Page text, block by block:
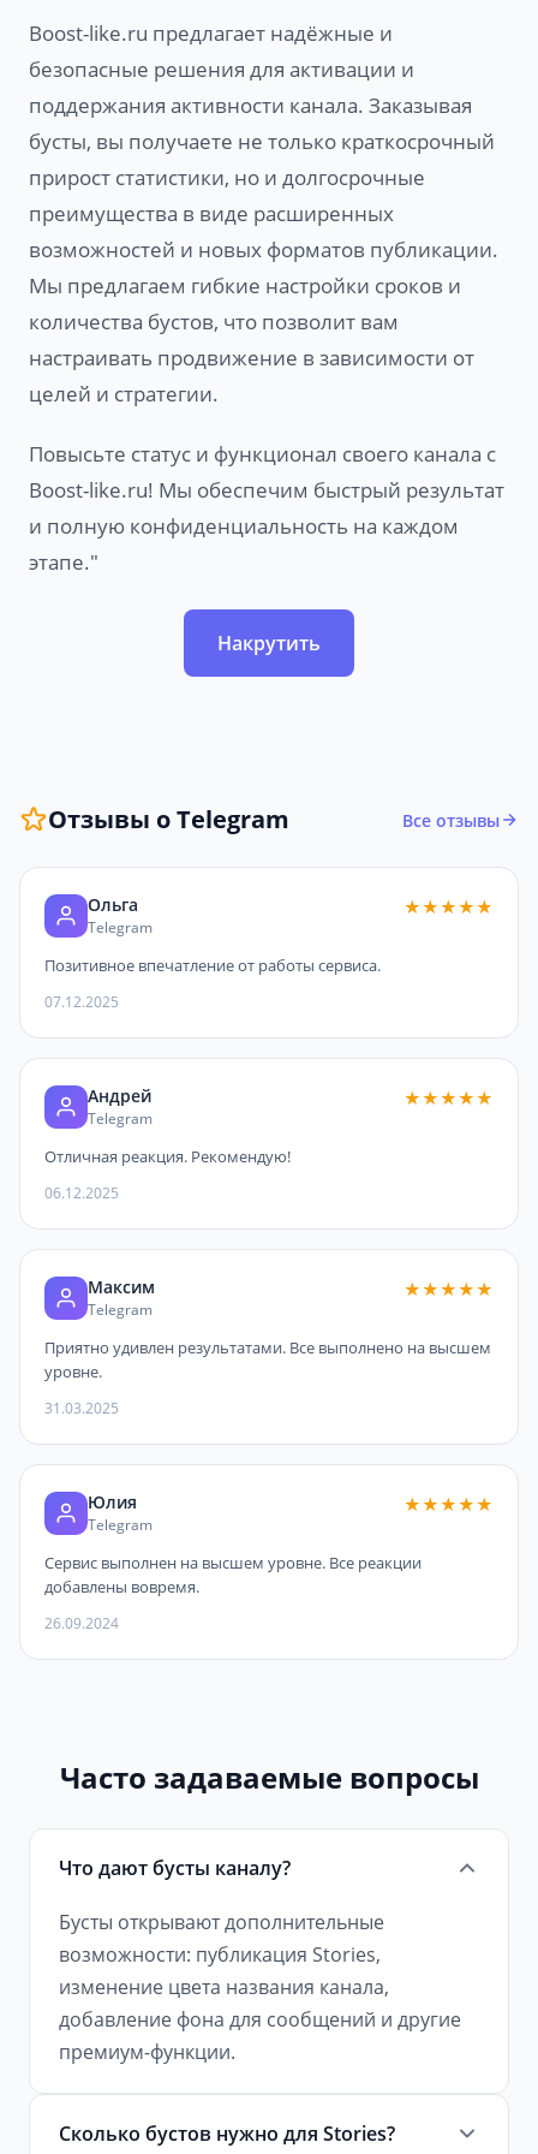
Boost-like.ru предлагает надёжные и
безопасные решения для активации и
поддержания активности канала. Заказывая
бусты, вы получаете не только краткосрочный
прирост статистики, но и долгосрочные
преимущества в виде расширенных
возможностей и новых форматов публикации.
Мы предлагаем гибкие настройки сроков и
количества бустов, что позволит вам
настраивать продвижение в зависимости от
целей и стратегии.
Повысьте статус и функционал своего канала с
Boost-like.ru! Мы обеспечим быстрый результат
и полную конфиденциальность на каждом
этапе."
Накрутить
Отзывы о Telegram Все отзывы
Ольга
Telegram
★★★★★
Позитивное впечатление от работы сервиса.
07.12.2025
Андрей
Telegram
★★★★★
Отличная реакция. Рекомендую!
06.12.2025
Максим
Telegram
★★★★★
Приятно удивлен результатами. Все выполнено на высшем
уровне.
31.03.2025
Юлия
Telegram
★★★★★
Сервис выполнен на высшем уровне. Все реакции
добавлены вовремя.
26.09.2024
Часто задаваемые вопросы
Что дают бусты каналу?
Бусты открывают дополнительные
возможности: публикация Stories,
изменение цвета названия канала,
добавление фона для сообщений и другие
премиум-функции.
Сколько бустов нужно для Stories?